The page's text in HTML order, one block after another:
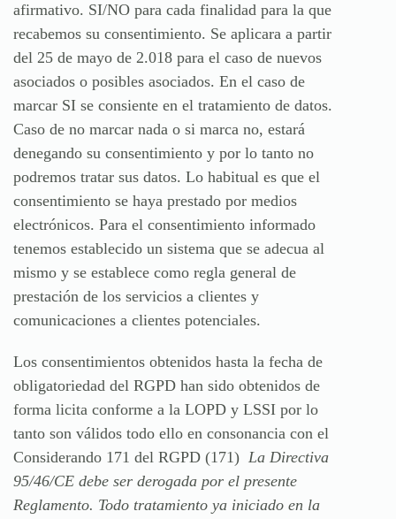
afirmativo. SI/NO para cada finalidad para la que
recabemos su consentimiento. Se aplicara a partir
del 25 de mayo de 2.018 para el caso de nuevos
asociados o posibles asociados. En el caso de
marcar SI se consiente en el tratamiento de datos.
Caso de no marcar nada o si marca no, estará
denegando su consentimiento y por lo tanto no
podremos tratar sus datos. Lo habitual es que el
consentimiento se haya prestado por medios
electrónicos. Para el consentimiento informado
tenemos establecido un sistema que se adecua al
mismo y se establece como regla general de
prestación de los servicios a clientes y
comunicaciones a clientes potenciales.
Los consentimientos obtenidos hasta la fecha de
obligatoriedad del RGPD han sido obtenidos de
forma licita conforme a la LOPD y LSSI por lo
tanto son válidos todo ello en consonancia con el
Considerando 171 del RGPD (171) La Directiva
95/46/CE debe ser derogada por el presente
Reglamento. Todo tratamiento ya iniciado en la